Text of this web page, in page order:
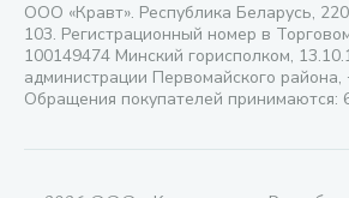
ООО «Кравт». Республика Беларусь,
103. Регистрационный номер в
100149474 Минский горисполком,
администрации Первомайского
Обращения покупателей